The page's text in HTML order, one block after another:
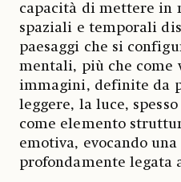
capacità di mettere in
spaziali e temporali
paesaggi che si
mentali, più che come
immagini, definite da
leggere, la luce,
come elemento
emotiva, evocando
profondamente legata